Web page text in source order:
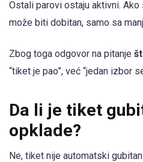
Ostali parovi ostaju aktivni.
može biti dobitan, samo sa
Zbog toga odgovor na pitanje
“tiket je pao”, već “jedan izbor
Da li je tiket
opklade?
Ne, tiket nije automatski